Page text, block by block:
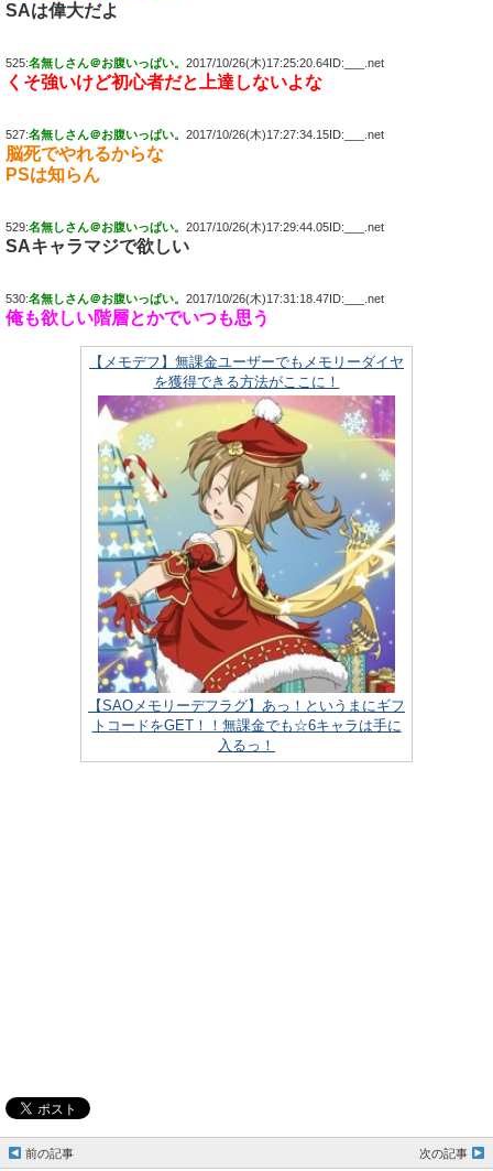
SAは偉大だよ
525:名無しさん＠お腹いっぱい。 2017/10/26(木)17:25:20.64ID:___.net
くそ強いけど初心者だと上達しないよな
527:名無しさん＠お腹いっぱい。 2017/10/26(木)17:27:34.15ID:___.net
脳死でやれるからな
PSは知らん
529:名無しさん＠お腹いっぱい。 2017/10/26(木)17:29:44.05ID:___.net
SAキャラマジで欲しい
530:名無しさん＠お腹いっぱい。 2017/10/26(木)17:31:18.47ID:___.net
俺も欲しい階層とかでいつも思う
【メモデフ】無課金ユーザーでもメモリーダイヤ
を獲得できる方法がここに！
【SAOメモリーデフラグ】あっ！というまにギフ
トコードをGET！！無課金でも☆6キャラは手に
入るっ！
前の記事 次の記事